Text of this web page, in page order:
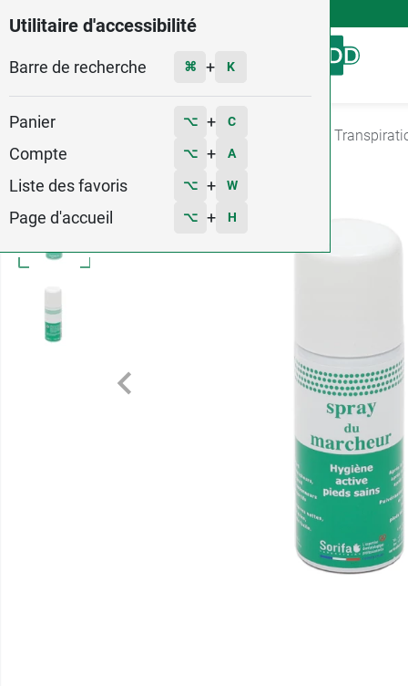
Utilitaire d'accessibilité
Barre de recherche ⌘ + K
Panier ⌥ + C
Compte ⌥ + A
Liste des favoris ⌥ + W
Page d'accueil ⌥ + H
Menu